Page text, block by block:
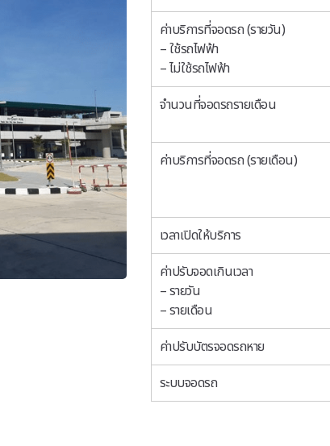
ค่าบริการที่จอดรถ (รายวัน)
– ใช้รถไฟฟ้า
– ไม่ใช้รถไฟฟ้า
จำนวนที่จอดรถรายเดือน
ค่าบริการที่จอดรถ (รายเดือน)
เวลาเปิดให้บริการ
ค่าปรับจอดเกินเวลา
– รายวัน
– รายเดือน
ค่าปรับบัตรจอดรถหาย
ระบบจอดรถ